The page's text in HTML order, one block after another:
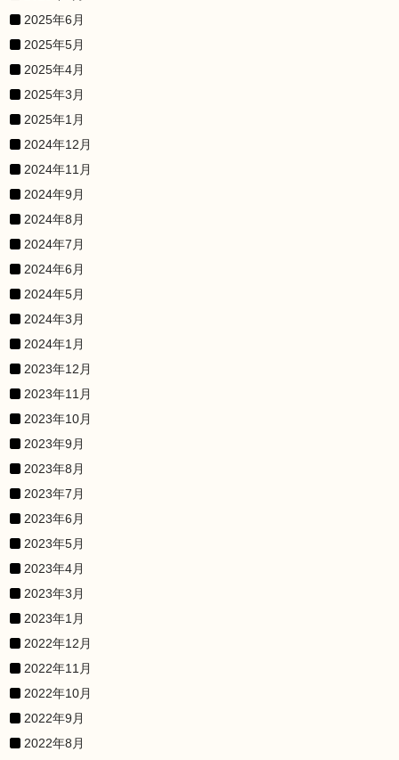
2025年6月
2025年5月
2025年4月
2025年3月
2025年1月
2024年12月
2024年11月
2024年9月
2024年8月
2024年7月
2024年6月
2024年5月
2024年3月
2024年1月
2023年12月
2023年11月
2023年10月
2023年9月
2023年8月
2023年7月
2023年6月
2023年5月
2023年4月
2023年3月
2023年1月
2022年12月
2022年11月
2022年10月
2022年9月
2022年8月